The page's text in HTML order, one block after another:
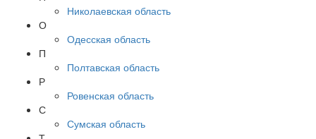
Николаевская область
О
Одесская область
П
Полтавская область
Р
Ровенская область
С
Сумская область